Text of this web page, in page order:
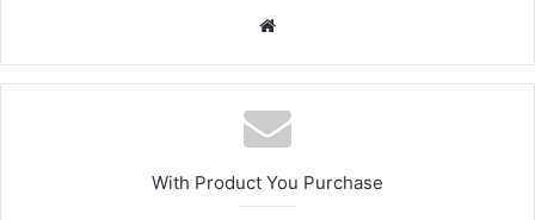
الوي
ب
With Product You Purchase